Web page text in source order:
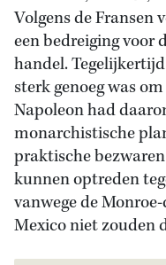
Volgens de Fransen
een bedreiging voor
handel.
sterk genoeg was
Napoleon had
monarchistische
praktische
kunnen optreden
vanwege de
Mexico niet zouden